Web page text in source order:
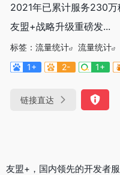
2021年已累计服务230
友盟+战略升级重磅发...
标签： 流量统计
流量统计
1+
2- 1+
链接直达
友盟+，国内领先的开发者